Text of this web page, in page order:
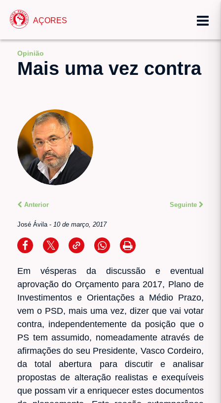
AÇORES
Opinião
Mais uma vez contra
Anterior Seguinte
José Ávila- 10 de março, 2017
Em vésperas da discussão e eventual
aprovação do Orçamento para 2017, Plano de
Investimentos e Orientações a Médio Prazo,
vem o PSD, mais uma vez, dizer que vai votar
contra, independentemente da posição que o
PS tem assumido, nomeadamente através de
afirmações do seu Presidente, Vasco Cordeiro,
da total abertura para discutir e analisar
propostas de alteração realistas e exequíveis
que possam vir a enriquecer estes documentos